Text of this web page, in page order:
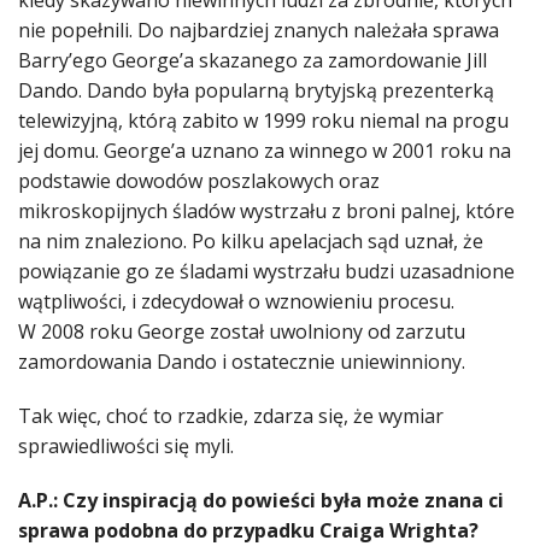
nie popełnili. Do najbardziej znanych należała sprawa
Barry’ego George’a skazanego za zamordowanie Jill
Dando. Dando była popularną brytyjską prezenterką
telewizyjną, którą zabito w 1999 roku niemal na progu
jej domu. George’a uznano za winnego w 2001 roku na
podstawie dowodów poszlakowych oraz
mikroskopijnych śladów wystrzału z broni palnej, które
na nim znaleziono. Po kilku apelacjach sąd uznał, że
powiązanie go ze śladami wystrzału budzi uzasadnione
wątpliwości, i zdecydował o wznowieniu procesu.
W 2008 roku George został uwolniony od zarzutu
zamordowania Dando i ostatecznie uniewinniony.
Tak więc, choć to rzadkie, zdarza się, że wymiar
sprawiedliwości się myli.
A.P.: Czy inspiracją do powieści była może znana ci
sprawa podobna do przypadku Craiga Wrighta?